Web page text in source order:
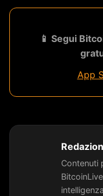
📱 Segui
App
Contenuti